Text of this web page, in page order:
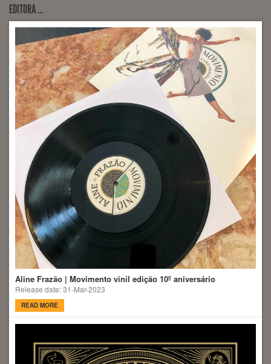
EDITORA …
Aline Frazão | Movimento vinil edição 10º aniversário
Release date: 31-Mar-2023
READ MORE